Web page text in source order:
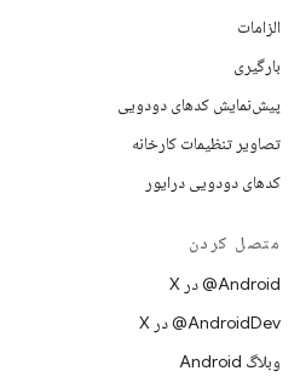
الزامات
بارگیری
پیش‌نمایش کدهای دودویی
تصاویر تنظیمات کارخانه
کدهای دودویی درایور
متصل کردن
‫‎@Android در X
‫‎@AndroidDev در X
وبلاگ Android